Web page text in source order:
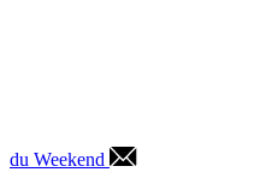
du Weekend